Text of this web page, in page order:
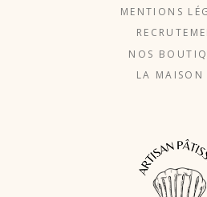
MENTIONS
NOS
LA MAISON